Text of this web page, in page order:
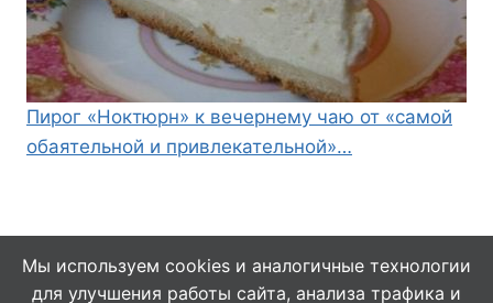
Пирог «Ноктюрн» к вечернему чаю от «самой
обаятельной и привлекательной»…
© 2026 Кулинарушка - Вкусные Рецепты
Мы используем cookies и аналогичные технологии
для улучшения работы сайта, анализа трафика и